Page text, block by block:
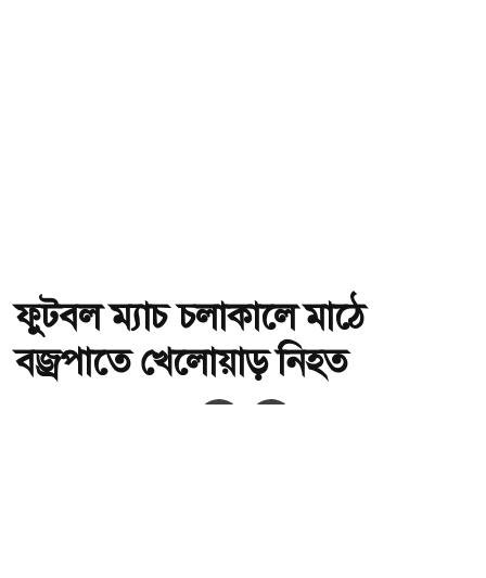
ফুটবল ম্যাচ চলাকালে মাঠে
বজ্রপাতে খেলোয়াড় নিহত